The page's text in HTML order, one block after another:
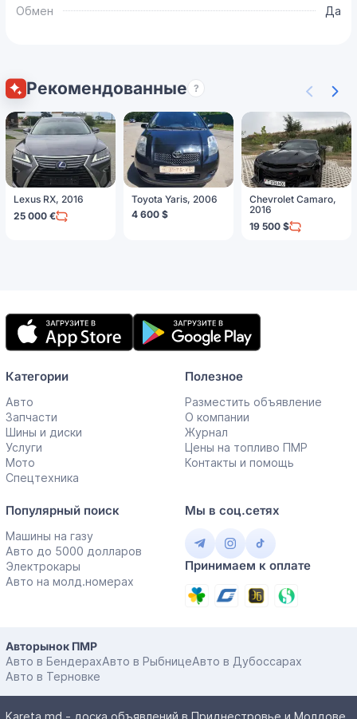
Обмен
Да
Рекомендованные ?
Lexus RX, 2016
25 000 €
Toyota Yaris, 2006
4 600 $
Chevrolet Camaro,
2016
19 500 $
Мобильное
приложение
Категории
Авто
Запчасти
Шины и диски
Услуги
Мото
Спецтехника
Полезное
Разместить объявление
О компании
Журнал
Цены на топливо ПМР
Контакты и помощь
Популярный поиск
Машины на газу
Авто до 5000 долларов
Электрокары
Авто на молд.номерах
Мы в соц.сетях
Принимаем к оплате
Авторынок ПМР
Авто в БендерахАвто в РыбницеАвто в Дубоссарах
Авто в Терновке
Kareta.md - доска объявлений в Приднестровье и Молдове